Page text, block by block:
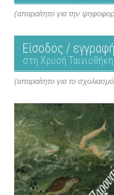
(απαραίτητο για την
Είσοδος / εγγραφή
στη Χρυσή Ταινιοθήκη
(απαραίτητο για το